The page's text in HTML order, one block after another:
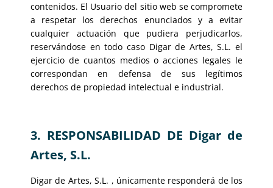
contenidos. El Usuario del sitio web se compromete
a respetar los derechos enunciados y a evitar
cualquier actuación que pudiera perjudicarlos,
reservándose en todo caso Digar de Artes, S.L. el
ejercicio de cuantos medios o acciones legales le
correspondan en defensa de sus legítimos
derechos de propiedad intelectual e industrial.
3. RESPONSABILIDAD DE Digar de
Artes, S.L.
Digar de Artes, S.L. , únicamente responderá de los